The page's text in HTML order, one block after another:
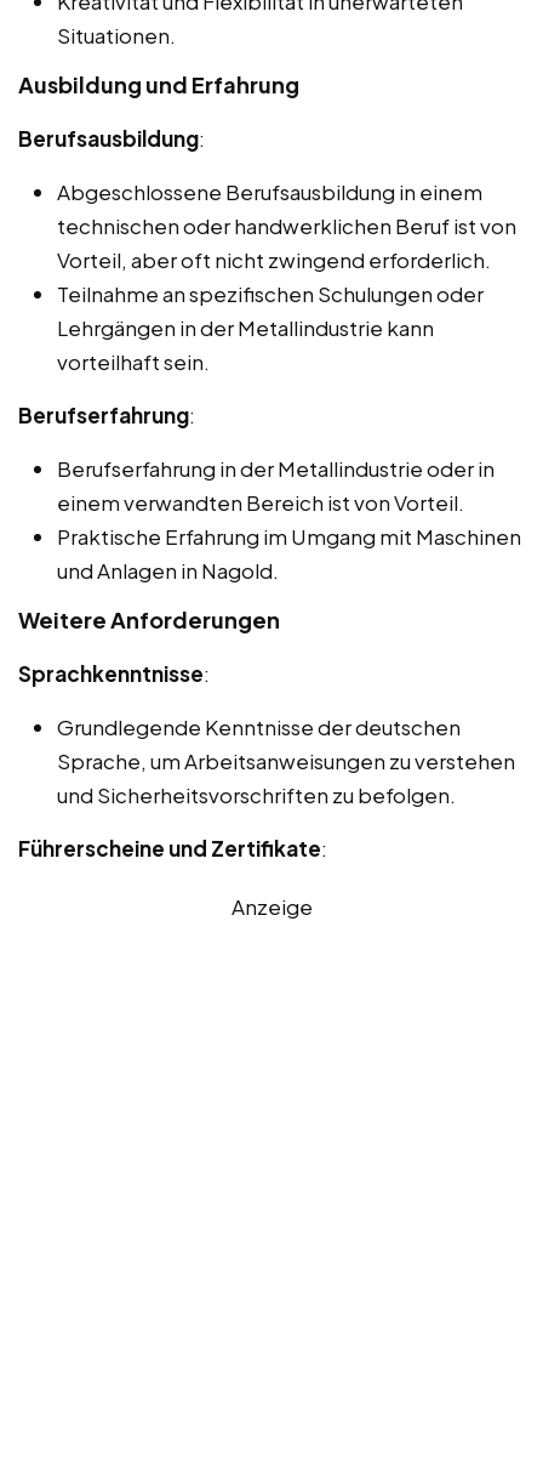
Situationen.
Ausbildung und Erfahrung
Berufsausbildung:
Abgeschlossene Berufsausbildung in einem
technischen oder handwerklichen Beruf ist von
Vorteil, aber oft nicht zwingend erforderlich.
Teilnahme an spezifischen Schulungen oder
Lehrgängen in der Metallindustrie kann
vorteilhaft sein.
Berufserfahrung:
Berufserfahrung in der Metallindustrie oder in
einem verwandten Bereich ist von Vorteil.
Praktische Erfahrung im Umgang mit Maschinen
und Anlagen in Nagold.
Weitere Anforderungen
Sprachkenntnisse:
Grundlegende Kenntnisse der deutschen
Sprache, um Arbeitsanweisungen zu verstehen
und Sicherheitsvorschriften zu befolgen.
Führerscheine und Zertifikate:
Anzeige